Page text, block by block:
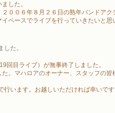
した。
００６年８月２６日の熟年バンドアク
ペースでライブを行っていきたいと思
た。
回目ライブ）が無事終了しました。
。マハロアのオーナー、スタッフの皆
います。お越しいただければ幸いです